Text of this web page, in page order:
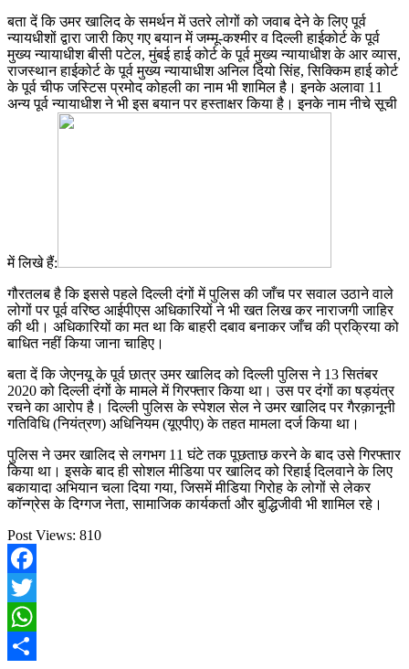
बता दें कि उमर खालिद के समर्थन में उतरे लोगों को जवाब देने के लिए पूर्व
न्यायधीशों द्वारा जारी किए गए बयान में जम्मू-कश्मीर व दिल्ली हाईकोर्ट के पूर्व
मुख्य न्यायाधीश बीसी पटेल, मुंबई हाई कोर्ट के पूर्व मुख्य न्यायाधीश के आर व्यास,
राजस्थान हाईकोर्ट के पूर्व मुख्य न्यायाधीश अनिल दियो सिंह, सिक्किम हाई कोर्ट
के पूर्व चीफ जस्टिस प्रमोद कोहली का नाम भी शामिल है। इनके अलावा 11
अन्य पूर्व न्यायाधीश ने भी इस बयान पर हस्ताक्षर किया है। इनके नाम नीचे सूची
में लिखे हैं:
गौरतलब है कि इससे पहले दिल्ली दंगों में पुलिस की जाँच पर सवाल उठाने वाले
लोगों पर पूर्व वरिष्ठ आईपीएस अधिकारियों ने भी खत लिख कर नाराजगी जाहिर
की थी। अधिकारियों का मत था कि बाहरी दबाव बनाकर जाँच की प्रक्रिया को
बाधित नहीं किया जाना चाहिए।
बता दें कि जेएनयू के पूर्व छात्र उमर खालिद को दिल्ली पुलिस ने 13 सितंबर
2020 को दिल्ली दंगों के मामले में गिरफ्तार किया था। उस पर दंगों का षड्यंत्र
रचने का आरोप है। दिल्ली पुलिस के स्पेशल सेल ने उमर खालिद पर गैरक़ानूनी
गतिविधि (नियंत्रण) अधिनियम (यूएपीए) के तहत मामला दर्ज किया था।
पुलिस ने उमर खालिद से लगभग 11 घंटे तक पूछताछ करने के बाद उसे गिरफ्तार
किया था। इसके बाद ही सोशल मीडिया पर खालिद को रिहाई दिलवाने के लिए
बकायादा अभियान चला दिया गया, जिसमें मीडिया गिरोह के लोगों से लेकर
कॉन्ग्रेस के दिग्गज नेता, सामाजिक कार्यकर्ता और बुद्धिजीवी भी शामिल रहे।
Post Views: 810
Facebook
Twitter
WhatsApp